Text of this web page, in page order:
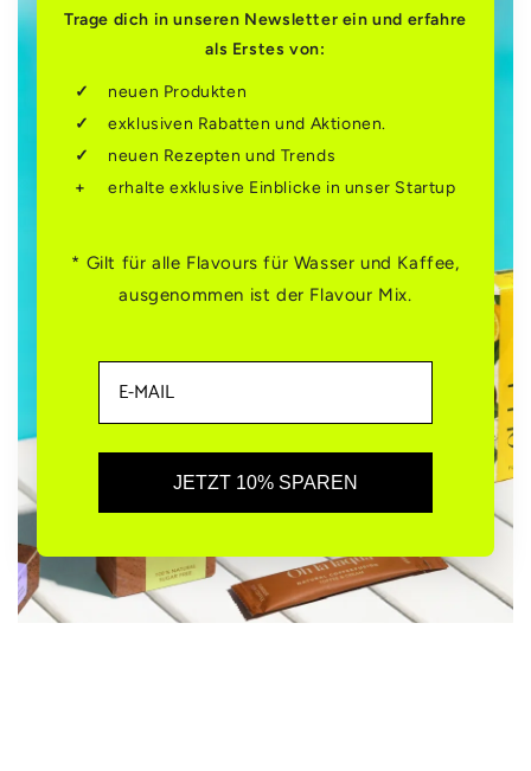
Trage dich in unseren Newsletter ein und erfahre
als Erstes von:
neuen Produkten
exklusiven Rabatten und Aktionen.
neuen Rezepten und Trends
erhalte exklusive Einblicke in unser Startup
* Gilt für alle Flavours für Wasser und Kaffee,
ausgenommen ist der Flavour Mix.
JETZT 10% SPAREN